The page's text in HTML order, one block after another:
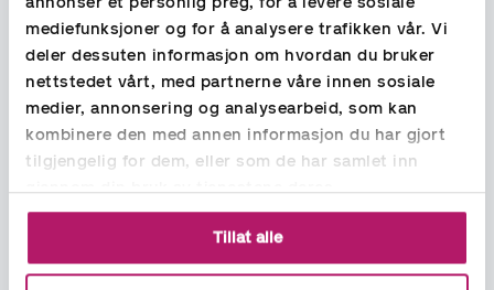
mediefunksjoner og for å analysere trafikken vår. Vi
deler dessuten informasjon om hvordan du bruker
nettstedet vårt, med partnerne våre innen sosiale
medier, annonsering og analysearbeid, som kan
kombinere den med annen informasjon du har gjort
tilgjengelig for dem, eller som de har samlet inn
gjennom din bruk av tjenestene deres.
Tillat alle